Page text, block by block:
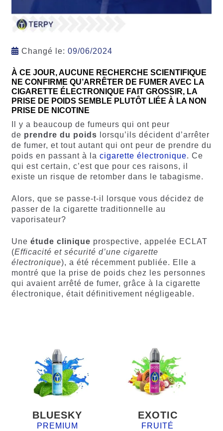
Changé le: 09/06/2024
À CE JOUR, AUCUNE RECHERCHE SCIENTIFIQUE
NE CONFIRME QU’ARRÊTER DE FUMER AVEC LA
CIGARETTE ÉLECTRONIQUE FAIT GROSSIR, LA
PRISE DE POIDS SEMBLE PLUTÔT LIÉE À LA NON
PRISE DE NICOTINE
Il y a beaucoup de fumeurs qui ont peur
de prendre du poids lorsqu’ils décident d’arrêter
de fumer, et tout autant qui ont peur de prendre du
poids en passant à la cigarette électronique. Ce
qui est certain, c’est que pour ces raisons, il
existe un risque de retomber dans le tabagisme.
Alors, que se passe-t-il lorsque vous décidez de
passer de la cigarette traditionnelle au
vaporisateur?
Une étude clinique prospective, appelée ECLAT
(Efficacité et sécurité d’une cigarette
électronique), a été récemment publiée. Elle a
montré que la prise de poids chez les personnes
qui avaient arrêté de fumer, grâce à la cigarette
électronique, était définitivement négligeable.
BLUESKY
PREMIUM
EXOTIC
FRUITÉ